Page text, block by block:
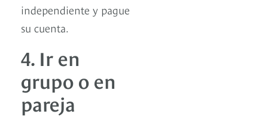
independiente y pague
su cuenta.
4. Ir en
grupo o en
pareja